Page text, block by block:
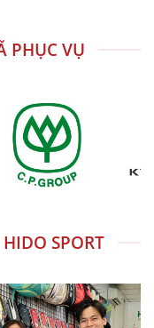
PHỤC VỤ
SPORT